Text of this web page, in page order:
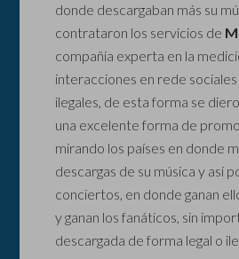
donde descargaban más su
contrataron los servicios de
compañía experta en la
interacciones en rede
ilegales, de esta forma se
una excelente forma de
mirando los países en donde
descargas de su música y así
conciertos, en donde ganan
y ganan los fanáticos, sin
descargada de forma legal o